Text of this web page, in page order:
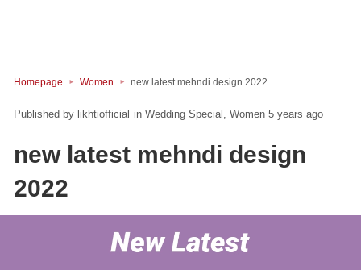
Homepage Women new latest mehndi design 2022
likhtiofficial in Wedding Special Women 5 years ago
new latest mehndi design
2022